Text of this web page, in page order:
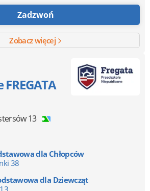
Zadzwoń
Zobacz więcej
13
dla Chłopców
38
dla Dziewcząt